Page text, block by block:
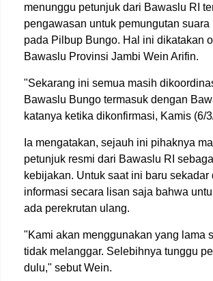
menunggu petunjuk dari Bawaslu RI
pengawasan untuk pemungutan
pada Pilbup Bungo. Hal ini dikatakan
Bawaslu Provinsi Jambi Wein Arifin.
"Sekarang ini semua masih
Bawaslu Bungo termasuk dengan
katanya ketika dikonfirmasi, Kamis (6/
Ia mengatakan, sejauh ini pihaknya
petunjuk resmi dari Bawaslu RI
kebijakan. Untuk saat ini baru sekadar
informasi secara lisan saja bahwa
ada perekrutan ulang.
"Kami akan menggunakan yang lama
tidak melanggar. Selebihnya tunggu
dulu," sebut Wein.